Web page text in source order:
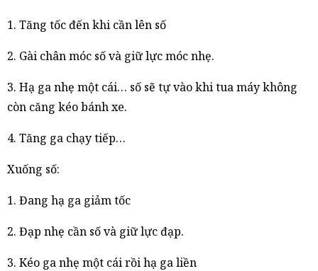
1. Tăng tốc đến khi cần lên số
2. Gài chân móc số và giữ lực móc nhẹ.
3. Hạ ga nhẹ một cái… số sẽ tự vào khi tua máy không
còn căng kéo bánh xe.
4. Tăng ga chạy tiếp…
Xuống số:
1. Đang hạ ga giảm tốc
2. Đạp nhẹ cần số và giữ lực đạp.
3. Kéo ga nhẹ một cái rồi hạ ga liền